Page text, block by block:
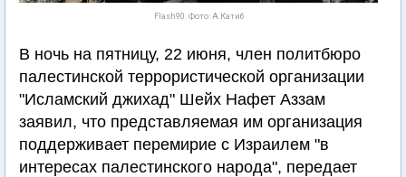
Flash90. Фото: А.Катиб
В ночь на пятницу, 22 июня, член политбюро
палестинской террористической организации
"Исламский джихад" Шейх Нафет Аззам
заявил, что представляемая им организация
поддерживает перемирие с Израилем "в
интересах палестинского народа", передает